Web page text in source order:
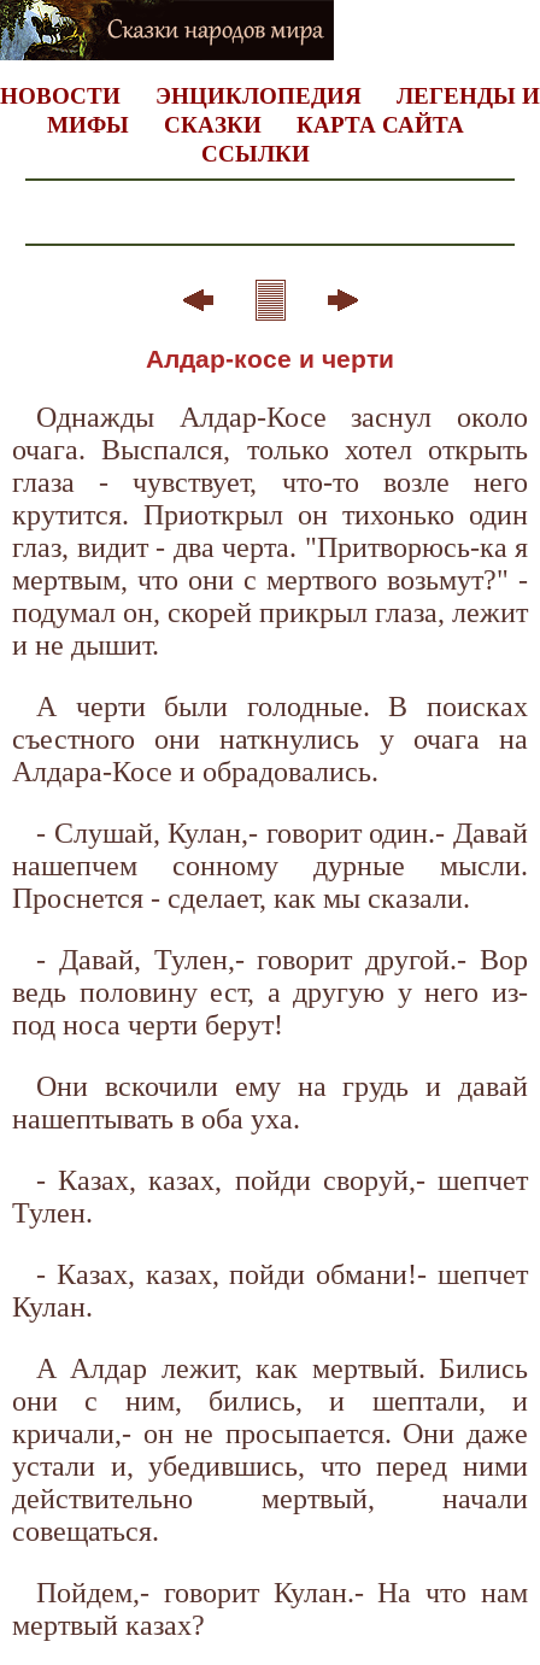
НОВОСТИ ЭНЦИКЛОПЕДИЯ
ЛЕГЕНДЫ И
МИФЫ
СКАЗКИ
КАРТА САЙТА
ССЫЛКИ
Алдар-косе и черти
Однажды Алдар-Косе заснул около
очага. Выспался, только хотел открыть
глаза - чувствует, что-то возле него
крутится. Приоткрыл он тихонько один
глаз, видит - два черта. "Притворюсь-ка я
мертвым, что они с мертвого возьмут?" -
подумал он, скорей прикрыл глаза, лежит
и не дышит.
А черти были голодные. В поисках
съестного они наткнулись у очага на
Алдара-Косе и обрадовались.
- Слушай, Кулан,- говорит один.- Давай
нашепчем сонному дурные мысли.
Проснется - сделает, как мы сказали.
- Давай, Тулен,- говорит другой.- Вор
ведь половину ест, а другую у него из-
под носа черти берут!
Они вскочили ему на грудь и давай
нашептывать в оба уха.
- Казах, казах, пойди своруй,- шепчет
Тулен.
- Казах, казах, пойди обмани!- шепчет
Кулан.
А Алдар лежит, как мертвый. Бились
они с ним, бились, и шептали, и
кричали,- он не просыпается. Они даже
устали и, убедившись, что перед ними
действительно мертвый, начали
совещаться.
Пойдем,- говорит Кулан.- На что нам
мертвый казах?